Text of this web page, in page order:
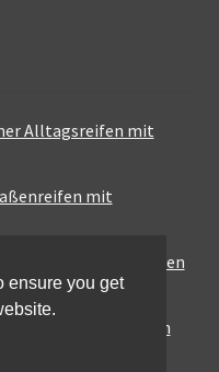
Alltagsreifen mit
mit
Sport-Touring-Reifen
für den urbanen
ensure you get